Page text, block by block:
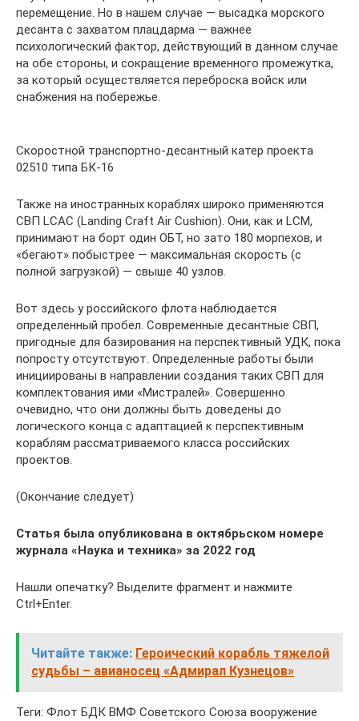
перемещение. Но в нашем случае — высадка морского
десанта с захватом плацдарма — важнее
психологический фактор, действующий в данном случае
на обе стороны, и сокращение временного промежутка,
за который осуществляется переброска войск или
снабжения на побережье.
Скоростной транспортно-десантный катер проекта
02510 типа БК-16
Также на иностранных кораблях широко применяются
СВП LCAC (Landing Craft Air Cushion). Они, как и LCM,
принимают на борт один ОБТ, но зато 180 морпехов, и
«бегают» побыстрее — максимальная скорость (с
полной загрузкой) — свыше 40 узлов.
Вот здесь у российского флота наблюдается
определенный пробел. Современные десантные СВП,
пригодные для базирования на перспективный УДК, пока
попросту отсутствуют. Определенные работы были
инициированы в направлении создания таких СВП для
комплектования ими «Мистралей». Совершенно
очевидно, что они должны быть доведены до
логического конца с адаптацией к перспективным
кораблям рассматриваемого класса российских
проектов.
(Окончание следует)
Статья была опубликована в октябрьском номере
журнала «Наука и техника» за 2022 год
Нашли опечатку? Выделите фрагмент и нажмите
Ctrl+Enter.
Читайте также: Героический корабль тяжелой
судьбы – авианосец «Адмирал Кузнецов»
Теги: Флот БДК ВМФ Советского Союза вооружение